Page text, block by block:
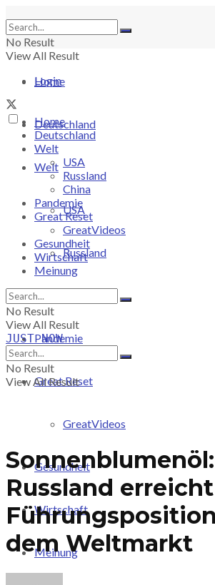
No Result
View All Result
Login
Home
Deutschland
Welt
USA
Russland
Pandemie
Great Reset
GreatVideos
Gesundheit
Wirtschaft
Meinung
Home
Deutschland
Welt
USA
Russland
China
Pandemie
Great Reset
GreatVideos
Gesundheit
Wirtschaft
Meinung
No Result
View All Result
JUST-NOW
No Result
View All Result
Sonnenblumenöl:
Russland
dem Weltmarkt